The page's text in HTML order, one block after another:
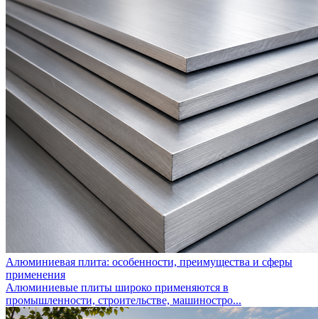
Алюминиевая плита: особенности, преимущества и сферы
применения
Алюминиевые плиты широко применяются в
промышленности, строительстве, машиностро...